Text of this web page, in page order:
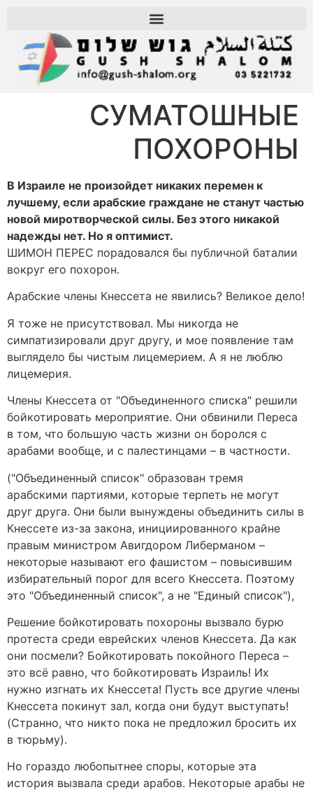
СУМАТОШНЫЕ
ПОХОРОНЫ
В Израиле не произойдет никаких перемен к
лучшему, если арабские граждане не станут частью
новой миротворческой силы. Без этого никакой
надежды нет. Но я оптимист.
ШИМОН ПЕРЕС порадовался бы публичной баталии
вокруг его похорон.
Арабские члены Кнессета не явились? Великое дело!
Я тоже не присутствовал. Мы никогда не
симпатизировали друг другу, и мое появление там
выглядело бы чистым лицемерием. А я не люблю
лицемерия.
Члены Кнессета от "Объединенного списка" решили
бойкотировать мероприятие. Они обвинили Переса
в том, что большую часть жизни он боролся c
арабами вообще, и с палестинцами – в частности.
("Объединенный список" образован тремя
арабскими партиями, которые терпеть не могут
друг друга. Они были вынуждены объединить силы в
Кнессете из-за закона, инициированного крайне
правым министром Авигдором Либерманом –
некоторые называют его фашистом – повысившим
избирательный порог для всего Кнессета. Поэтому
это "Объединенный список", а не "Единый список"),
Решение бойкотировать похороны вызвало бурю
протеста среди еврейских членов Кнессета. Да как
они посмели? Бойкотировать покойного Переса –
это всё равно, что бойкотировать Израиль! Их
нужно изгнать их Кнессета! Пусть все другие члены
Кнессета покинут зал, когда они будут выступать!
(Странно, что никто пока не предложил бросить их
в тюрьму).
Но гораздо любопытнее споры, которые эта
история вызвала среди арабов. Некоторые арабы не